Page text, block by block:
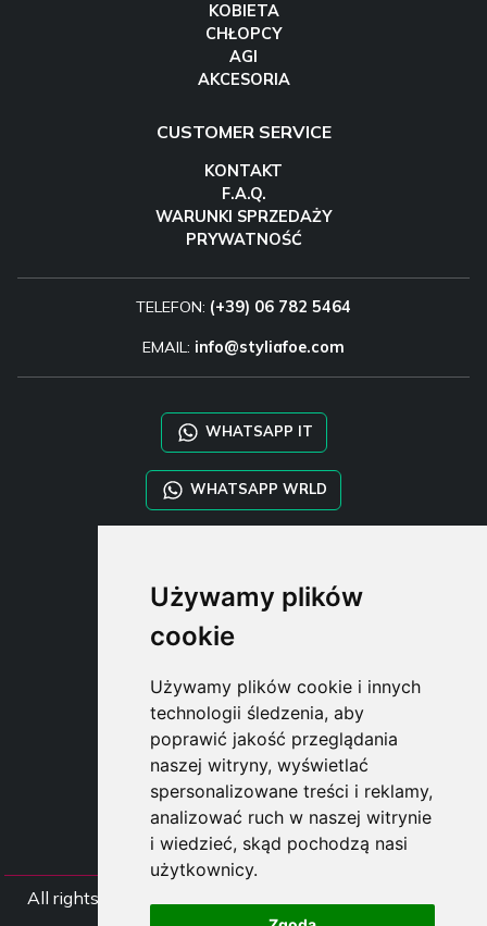
Używamy plików
cookie
Używamy plików cookie i innych
technologii śledzenia, aby
poprawić jakość przeglądania
naszej witryny, wyświetlać
spersonalizowane treści i reklamy,
analizować ruch w naszej witrynie
i wiedzieć, skąd pochodzą nasi
użytkownicy.
KOBIETA
CHŁOPCY
AGI
AKCESORIA
CUSTOMER SERVICE
KONTAKT
F.A.Q.
WARUNKI SPRZEDAŻY
PRYWATNOŚĆ
TELEFON: (+39) 06 782 5464
EMAIL: info@styliafoe.com
WHATSAPP IT
WHATSAPP WRLD
SHOP B2B
TAYLOR MADE ORDERS
DROPSHIPPING
USER
SUBSCRIBE
ZALOGUJ
CART
All rights Styliafoe s.r.l. © 2025 - NIP IT15015641002